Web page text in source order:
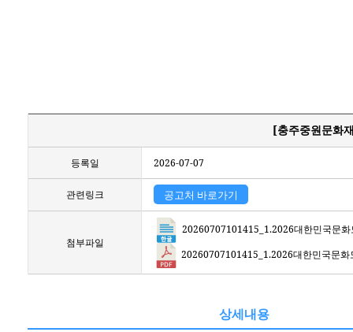
[충주중원문화
등록일 2026-07-07
관련링크 공고처 바로가기
첨부파일
20260707101415_1.2026대한민국문
20260707101415_1.2026대한민국문
상세내용